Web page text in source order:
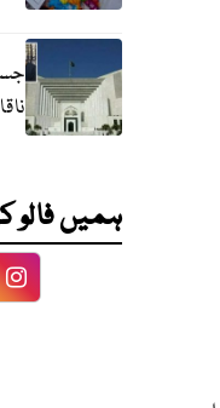
ہمیں فالو
Facebook